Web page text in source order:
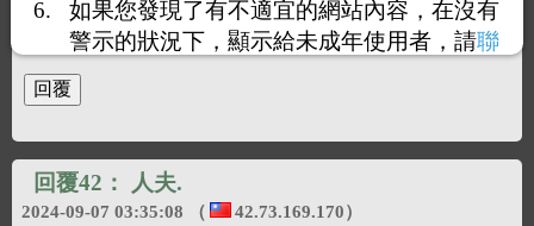
這邊有一段限制閱讀文字.
回覆42： 人夫.
2024-09-07 03:35:08 （ 42.73.169.170）
如果您發現了有不適宜的網站內容，在沒有
警示的狀況下，顯示給未成年使用者，請聯
絡我們